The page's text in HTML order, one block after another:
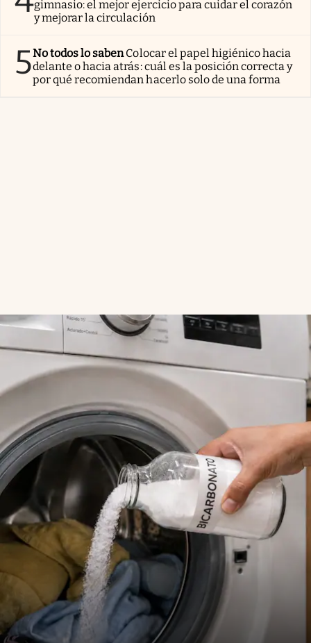
gimnasio: el mejor ejercicio para cuidar el corazón
y mejorar la circulación
5No todos lo sabenColocar el papel higiénico hacia
delante o hacia atrás: cuál es la posición correcta y
por qué recomiendan hacerlo solo de una forma